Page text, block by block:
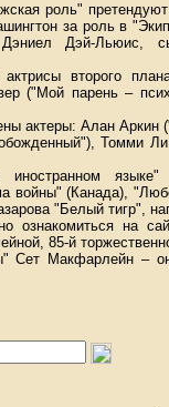
роль"
за роль в
Дэниел Дэй-Льюис,
актрисы второго
("Мой парень –
актеры: Алан
Томми
языке"
войны" (Канада),
"Белый тигр",
на
85-й
Сет Макфарлейн –